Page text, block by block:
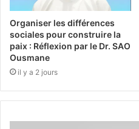
Organiser les différences
sociales pour construire la
paix : Réflexion par le Dr. SAO
Ousmane
il y a 2 jours